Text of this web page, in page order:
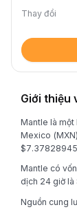
Thay đổi
Giới thiệu
Mantle là
Mexico
Mantle có
dịch 24 giờ là
Nguồn cung